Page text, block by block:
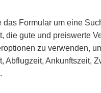
Formular um eine
die gute und preiswerte
zu verwenden,
Abflugzeit, Ankunftszeit,